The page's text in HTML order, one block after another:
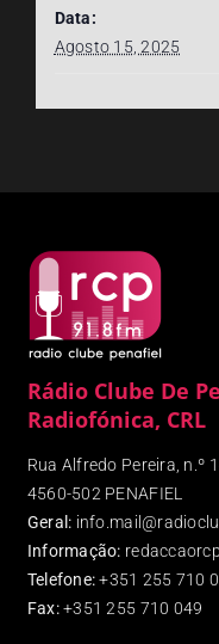
Data:
Agosto 15, 2025
Rádio Clube De
Radiofónica, CRL
Rua Alfredo Pereira, n.º
4560-502 PENAFIEL
Geral:
Informação:
Telefone: +351 255 710
Fax:+351 255 710 049